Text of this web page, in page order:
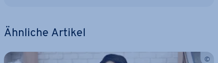
Ähnliche Artikel